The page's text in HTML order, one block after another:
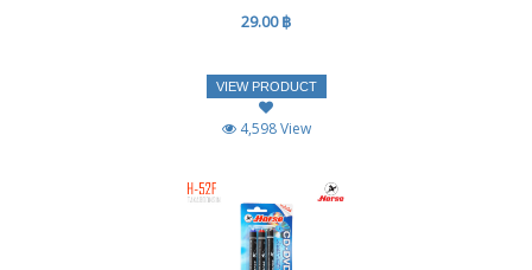
29.00 ฿
VIEW PRODUCT
4,598 View